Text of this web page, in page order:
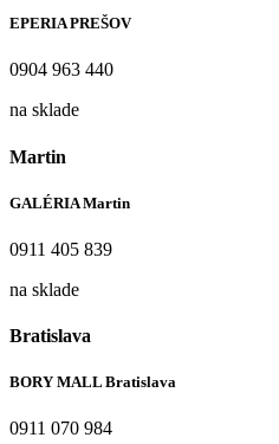
EPERIA PREŠOV
0904 963 440
na sklade
Martin
GALÉRIA Martin
0911 405 839
na sklade
Bratislava
BORY MALL Bratislava
0911 070 984